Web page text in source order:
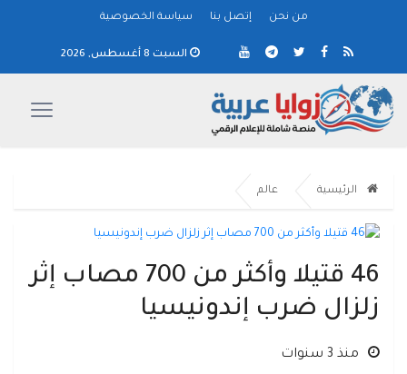
من نحن إتصل بنا سياسة الخصوصية
السبت 8 أغسطس, 2026
الرئيسية عالم
46 قتيلا وأكثر من 700 مصاب إثر
زلزال ضرب إندونيسيا
منذ 3 سنوات